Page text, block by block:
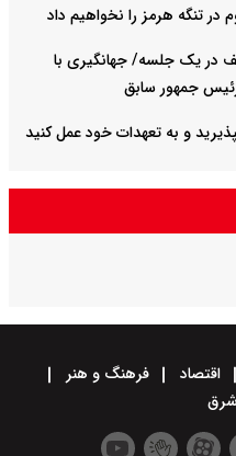
تنگه هرمز را نخواهیم داد
در یک جلسه/ جهانگیری با
جمهور سابق
و به تعهدات خود عمل کنید
اقتصاد
فرهنگ و هنر